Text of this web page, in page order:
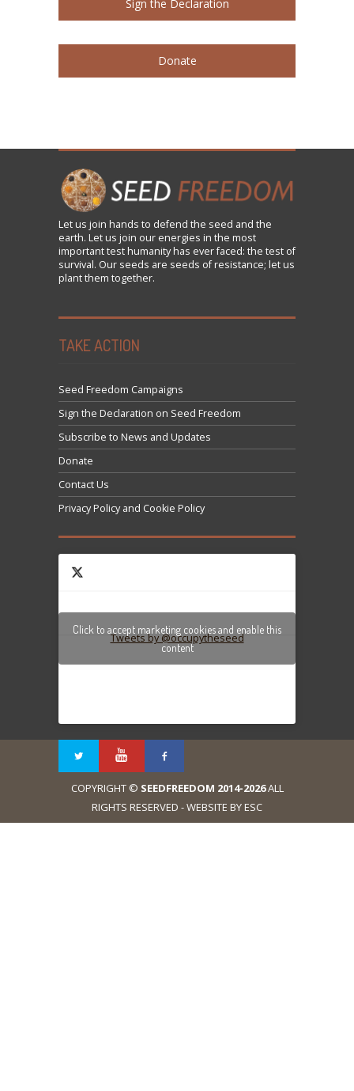
Sign the Declaration
Donate
Let us join hands to defend the seed and the
earth. Let us join our energies in the most
important test humanity has ever faced: the test of
survival. Our seeds are seeds of resistance; let us
plant them together.
TAKE ACTION
Seed Freedom Campaigns
Sign the Declaration on Seed Freedom
Subscribe to News and Updates
Donate
Contact Us
Privacy Policy and Cookie Policy
Tweets by @occupytheseed
Click to accept marketing cookies and enable this
content
COPYRIGHT © SEEDFREEDOM 2014-2026ALL
RIGHTS RESERVED - WEBSITE BY ESC